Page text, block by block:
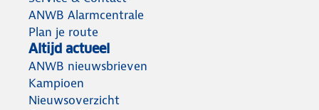
ANWB Alarmcentrale
Plan je route
Altijd actueel
ANWB nieuwsbrieven
Kampioen
Nieuwsoverzicht